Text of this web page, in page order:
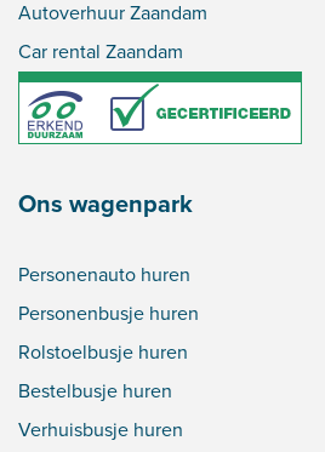
Autoverhuur Zaandam
Car rental Zaandam
Ons wagenpark
Personenauto huren
Personenbusje huren
Rolstoelbusje huren
Bestelbusje huren
Verhuisbusje huren